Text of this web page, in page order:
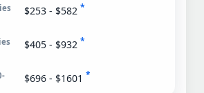
$253 - $582 *
$405 - $932 *
$696 - $1601 *